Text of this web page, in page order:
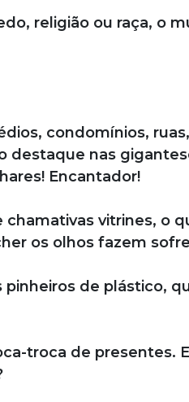
religião ou raça, o
condomínios,
destaque nas
Encantador!
vitrines, o
os olhos fazem
de plástico,
troca de presentes.